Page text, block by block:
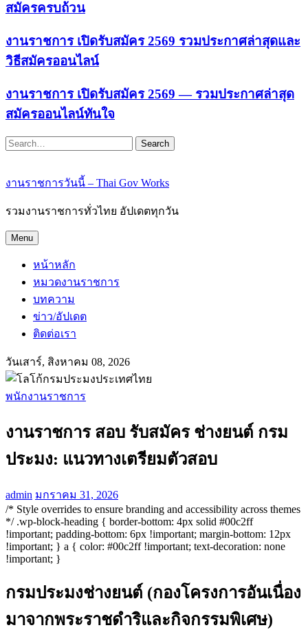
สมัครครบถ้วน
งานราชการ เปิดรับสมัคร 2569 รวมประกาศล่าสุดและ
วิธีสมัครออนไลน์
งานราชการ เปิดรับสมัคร 2569 — รวมประกาศล่าสุด
สมัครออนไลน์ทันใจ
Search
งานราชการวันนี้ – Thai Gov Works
รวมงานราชการทั่วไทย อัปเดตทุกวัน
Menu
หน้าหลัก
หมวดงานราชการ
บทความ
ข่าว/อัปเดต
ติดต่อเรา
วันเสาร์, สิงหาคม 08, 2026
พนักงานราชการ
งานราชการ สอบ รับสมัคร ช่างยนต์ กรม
ประมง: แนวทางเตรียมตัวสอบ
admin มกราคม 31, 2026
/* Style overrides to ensure branding and accessibility across themes
*/ .wp-block-heading { border-bottom: 4px solid #00c2ff
!important; padding-bottom: 6px !important; margin-bottom: 12px
!important; } a { color: #00c2ff !important; text-decoration: none
!important; }
กรมประมงช่างยนต์ (กองโครงการอันเนื่อง
มาจากพระราชดำริและกิจกรรมพิเศษ)